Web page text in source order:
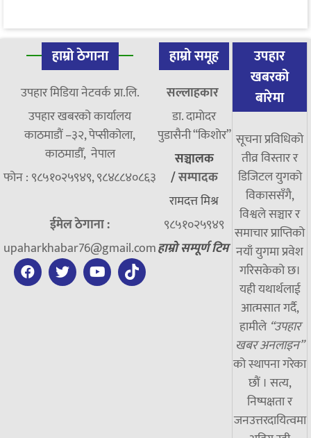
हाम्रो ठेगाना
उपहार मिडिया नेटवर्क प्रा.लि.
उपहार खबरको कार्यालय
काठमाडौं –३२, पेप्सीकोला,
काठमाडौँ, नेपाल
फोन : ९८५१०२५९४९, ९८४८८४०८६३
ईमेल ठेगाना :
upaharkhabar76@gmail.com
हाम्रो समूह
सल्लाहकार
डा. दामाेदर
पुडासैनी “किशाेर”
सञ्चालक
/सम्पादक
रामदत्त मिश्र
९८५१०२५९४९
हाम्रो सम्पूर्ण टिम
उपहार
खबरको
बारेमा
सूचना प्रविधिको
तीव्र विस्तार र
डिजिटल युगको
विकाससँगै,
विश्वले सञ्चार र
समाचार प्राप्तिको
नयाँ युगमा प्रवेश
गरिसकेको छ।
यही यथार्थलाई
आत्मसात गर्दै,
हामीले “उपहार
खबर अनलाइन”
को स्थापना गरेका
छौं । सत्य,
निष्पक्षता र
जनउत्तरदायित्वमा